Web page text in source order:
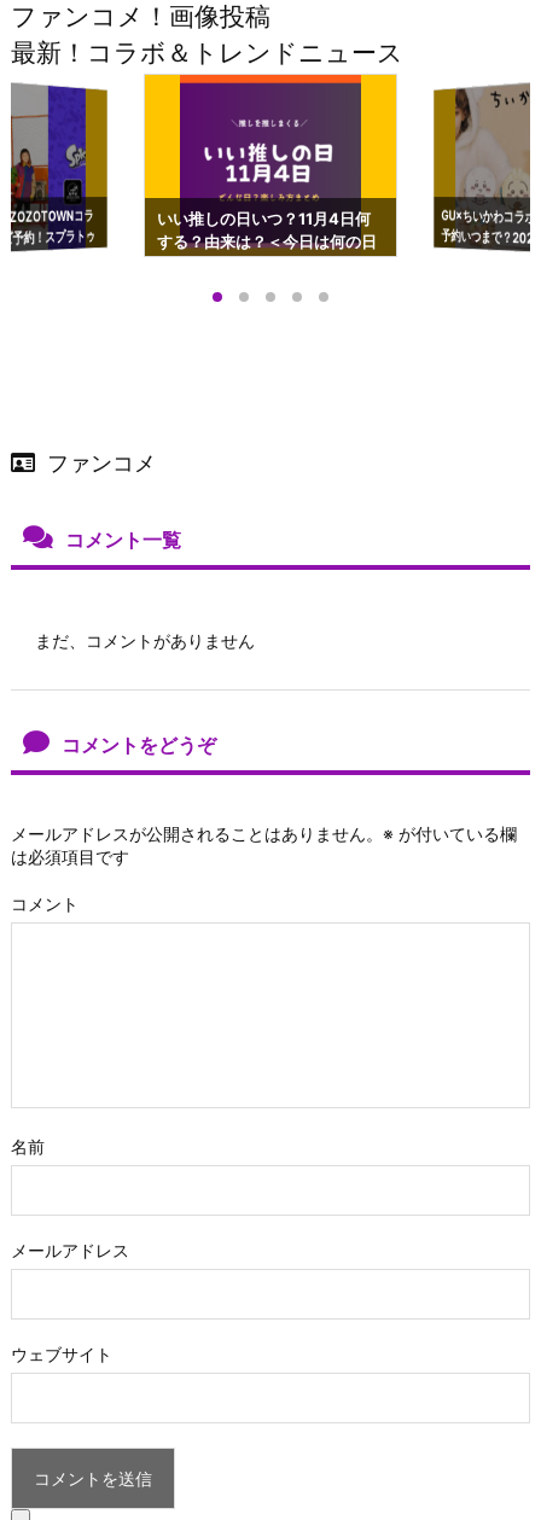
ファンコメ！画像投稿
最新！コラボ＆トレンドニュース
コラ
予約！スプラトゥ
ップも渋谷Hz
いい推しの日いつ？11月4日何
する？由来は？＜今日は何の日
GU×ちいかわコラ
予約いつまで？
ーチやショルダー
ファンコメ
コメント一覧
まだ、コメントがありません
コメントをどうぞ
メールアドレスが公開されることはありません。 ※ が付いている欄
は必須項目です
コメント
名前
メールアドレス
ウェブサイト